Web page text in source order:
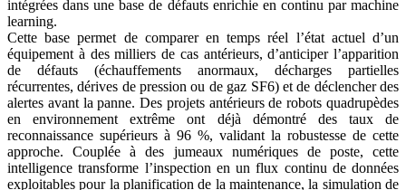
intégrées dans une base de défauts enrichie en continu par machine
learning.
Cette base permet de comparer en temps réel l’état actuel d’un
équipement à des milliers de cas antérieurs, d’anticiper l’apparition
de défauts (échauffements anormaux, décharges partielles
récurrentes, dérives de pression ou de gaz SF6) et de déclencher des
alertes avant la panne. Des projets antérieurs de robots quadrupèdes
en environnement extrême ont déjà démontré des taux de
reconnaissance supérieurs à 96 %, validant la robustesse de cette
approche. Couplée à des jumeaux numériques de poste, cette
intelligence transforme l’inspection en un flux continu de données
exploitables pour la planification de la maintenance, la simulation de